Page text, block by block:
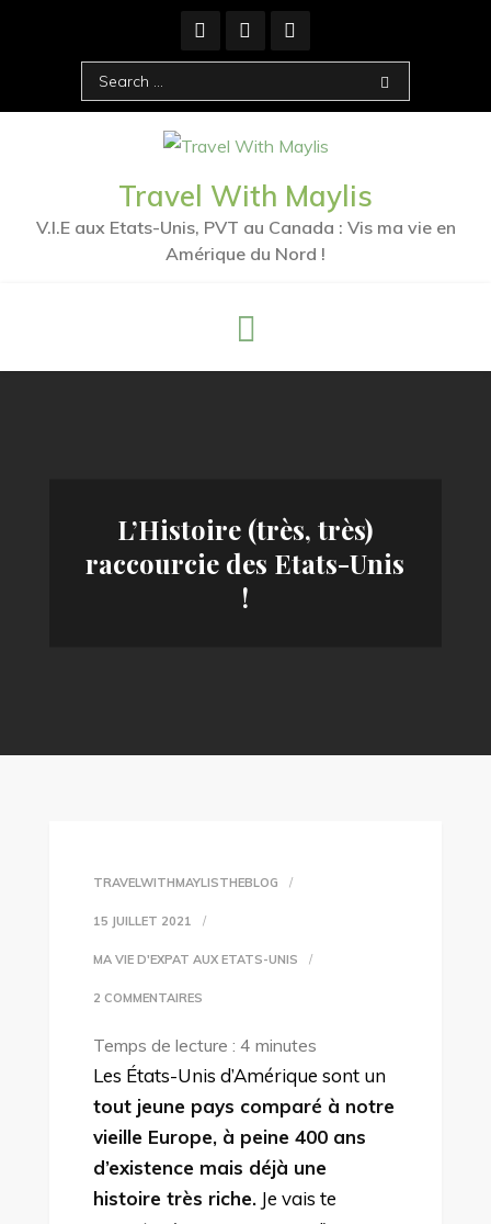
Search
for:
Travel With Maylis
V.I.E aux Etats-Unis, PVT au Canada : Vis ma vie en
Amérique du Nord !
L’Histoire (très, très)
raccourcie des Etats-Unis
!
TRAVELWITHMAYLISTHEBLOG
15 JUILLET 2021
MA VIE D'EXPAT AUX ETATS-UNIS
2 COMMENTAIRESSUR
(TRÈS,
TRÈS)
RACCOURCIE
DES
ETATS-
UNIS
Temps de lecture : 4 minutes
Les États-Unis d’Amérique sont un
tout jeune pays comparé à notre
vieille Europe, à peine 400 ans
d’existence mais déjà une
histoire très riche.Je vais te